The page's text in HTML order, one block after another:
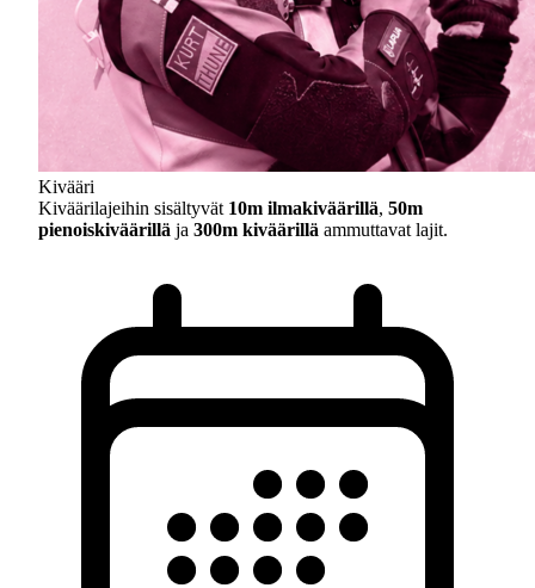
Kivääri
Kiväärilajeihin sisältyvät 10m ilmakiväärillä, 50m
pienoiskiväärillä ja 300m kiväärillä ammuttavat lajit.